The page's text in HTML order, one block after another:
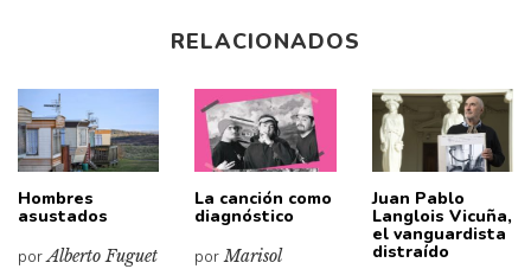
RELACIONADOS
Hombres
asustados
porAlberto Fuguet
La canción como
diagnóstico
porMarisol
Juan Pablo
Langlois Vicuña,
el vanguardista
distraído